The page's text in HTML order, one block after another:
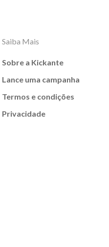
Saiba Mais
Sobre a Kickante
Lance uma campanha
Termos e condições
Privacidade